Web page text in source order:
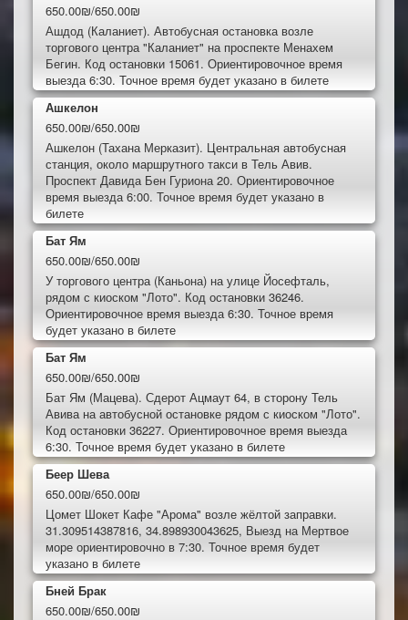
650.00₪/650.00₪
Ашдод (Каланиет). Автобусная остановка возле
торгового центра "Каланиет" на проспекте Менахем
Бегин. Код остановки 15061. Ориентировочное время
выезда 6:30. Точное время будет указано в билете
Ашкелон
650.00₪/650.00₪
Ашкелон (Тахана Мерказит). Центральная автобусная
станция, около маршрутного такси в Тель Авив.
Проспект Давида Бен Гуриона 20. Ориентировочное
время выезда 6:00. Точное время будет указано в
билете
Бат Ям
650.00₪/650.00₪
У торгового центра (Каньона) на улице Йосефталь,
рядом с киоском "Лото". Код остановки 36246.
Ориентировочное время выезда 6:30. Точное время
будет указано в билете
Бат Ям
650.00₪/650.00₪
Бат Ям (Мацева). Сдерот Ацмаут 64, в сторону Тель
Авива на автобусной остановке рядом с киоском "Лото".
Код остановки 36227. Ориентировочное время выезда
6:30. Точное время будет указано в билете
Беер Шева
650.00₪/650.00₪
Цомет Шокет Кафе "Арома" возле жёлтой заправки.
31.309514387816, 34.898930043625, Выезд на Мертвое
море ориентировочно в 7:30. Точное время будет
указано в билете
Бней Брак
650.00₪/650.00₪